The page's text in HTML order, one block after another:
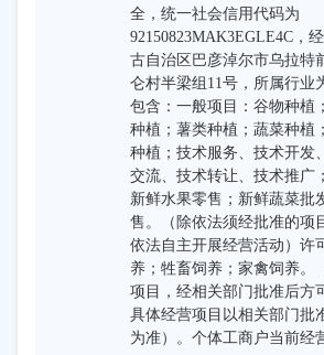
全，统一社会信用代码为
92150823MAK3EGLE4C，
古自治区巴彦淖尔市乌拉特
仑村半梁组11号，所属行业
包含：一般项目：谷物种植
种植；薯类种植；蔬菜种植
种植；技术服务、技术开发
交流、技术转让、技术推广
新鲜水果零售；新鲜蔬菜批
售。（除依法须经批准的项
依法自主开展经营活动）许
养；牲畜饲养；家禽饲养。
项目，经相关部门批准后方
具体经营项目以相关部门批
为准）。个体工商户当前经